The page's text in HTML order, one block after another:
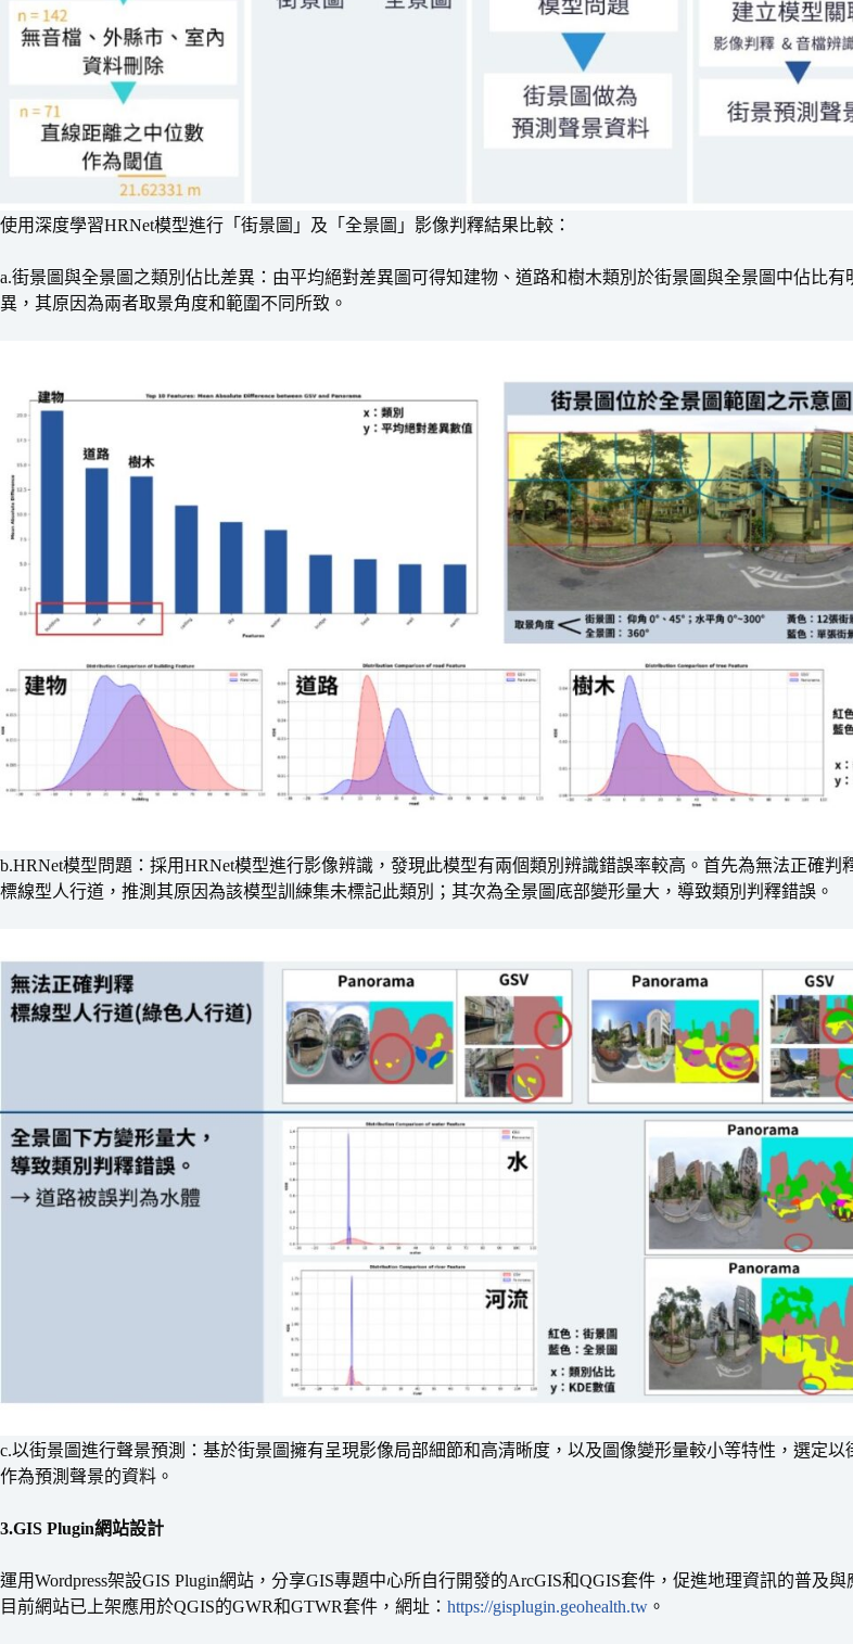
使用深度學習HRNet模型進行「街景圖」及「全景圖」影像判釋結果比較：
a.街景圖與全景圖之類別佔比差異：由平均絕對差異圖可得知建物、道路和樹木類別於街景圖與全景圖中佔比有
異，其原因為兩者取景角度和範圍不同所致。
b.HRNet模型問題：採用HRNet模型進行影像辨識，發現此模型有兩個類別辨識錯誤率較高。首先為無法正確判
標線型人行道，推測其原因為該模型訓練集未標記此類別；其次為全景圖底部變形量大，導致類別判釋錯誤。
c.以街景圖進行聲景預測：基於街景圖擁有呈現影像局部細節和高清晰度，以及圖像變形量較小等特性，選定以
作為預測聲景的資料。
3.GIS Plugin網站設計
運用Wordpress架設GIS Plugin網站，分享GIS專題中心所自行開發的ArcGIS和QGIS套件，促進地理資訊的普及與
目前網站已上架應用於QGIS的GWR和GTWR套件，網址： https://gisplugin.geohealth.tw 。